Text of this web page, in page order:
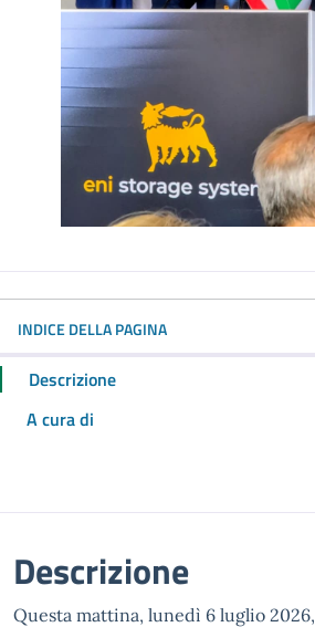
INDICE DELLA PAGINA
Descrizione
A cura di
Descrizione
Questa mattina, lunedì 6 luglio